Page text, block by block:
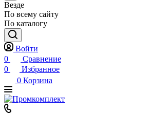
Везде
По всему сайту
По каталогу
Войти
0
Сравнение
0
Избранное
0 Корзина